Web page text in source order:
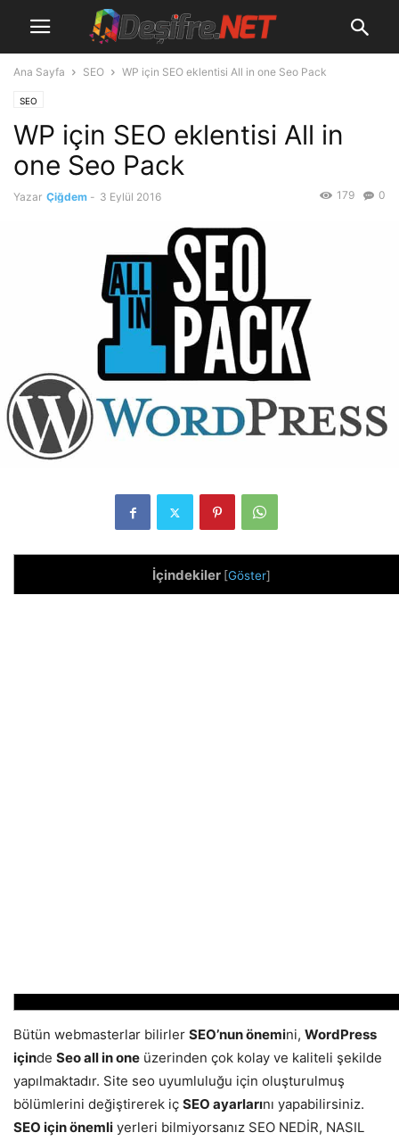
Ana Sayfa SEO WP için SEO eklentisi All in one Seo Pack
SEO
WP için SEO eklentisi All in
one Seo Pack
Yazar Çiğdem - 3 Eylül 2016 0
179
İçindekiler [Göster]
Bütün webmasterlar bilirler SEO’nun önemini, WordPress
içinde Seo all in one üzerinden çok kolay ve kaliteli şekilde
yapılmaktadır. Site seo uyumluluğu için oluşturulmuş
bölümlerini değiştirerek iç SEO ayarlarını yapabilirsiniz.
SEO için önemli yerleri bilmiyorsanız SEO NEDİR, NASIL